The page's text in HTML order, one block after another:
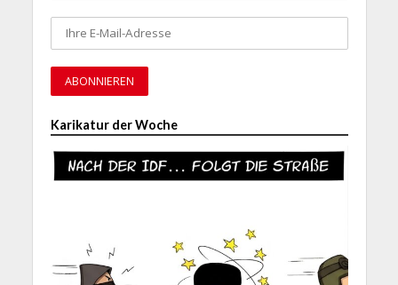
Karikatur der Woche